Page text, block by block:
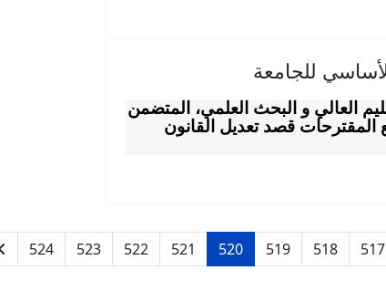
للجامعة
العالي و البحث العلمي، المتضمن
المقترحات قصد تعديل القانون
517
518
519
520
521
522
523
524